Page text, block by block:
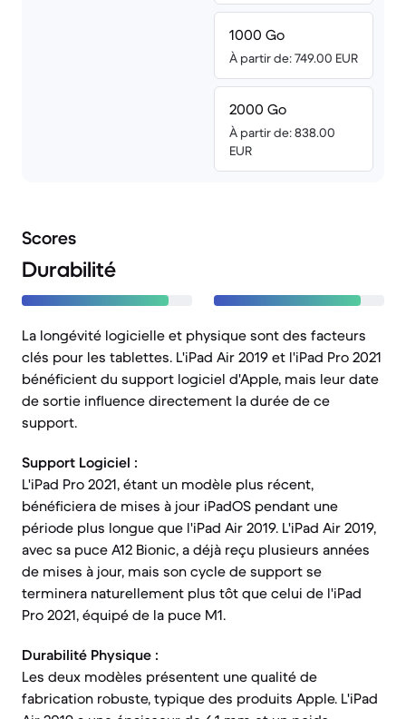
1000 Go
À partir de: 749.00 EUR
2000 Go
À partir de: 838.00
EUR
Scores
Durabilité
La longévité logicielle et physique sont des facteurs
clés pour les tablettes. L'iPad Air 2019 et l'iPad Pro 2021
bénéficient du support logiciel d'Apple, mais leur date
de sortie influence directement la durée de ce
support.
Support Logiciel :
L'iPad Pro 2021, étant un modèle plus récent,
bénéficiera de mises à jour iPadOS pendant une
période plus longue que l'iPad Air 2019. L'iPad Air 2019,
avec sa puce A12 Bionic, a déjà reçu plusieurs années
de mises à jour, mais son cycle de support se
terminera naturellement plus tôt que celui de l'iPad
Pro 2021, équipé de la puce M1.
Durabilité Physique :
Les deux modèles présentent une qualité de
fabrication robuste, typique des produits Apple. L'iPad